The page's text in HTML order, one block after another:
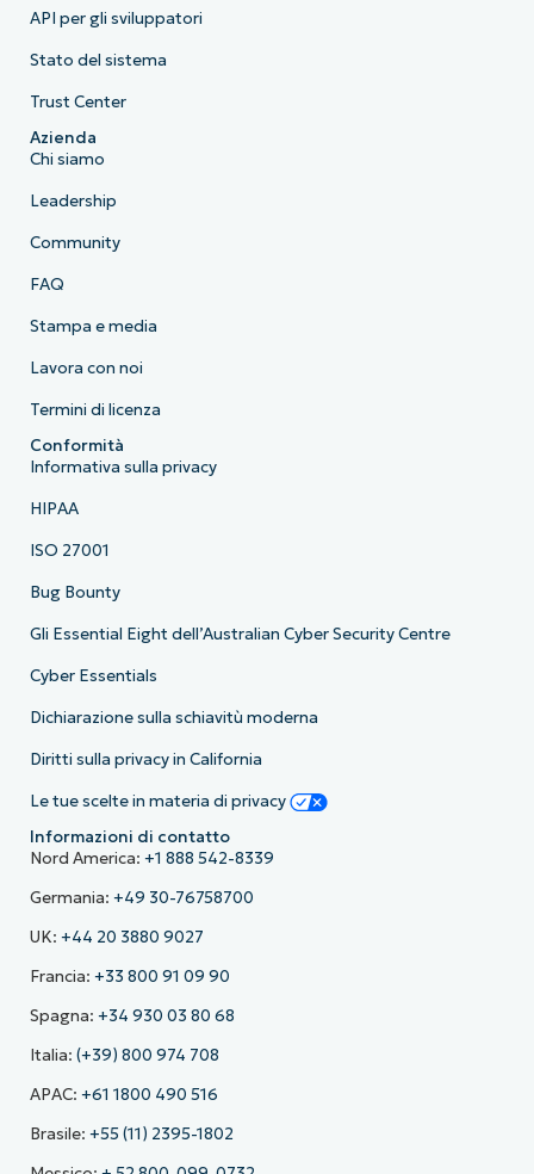
API per gli sviluppatori
Stato del sistema
Trust Center
Azienda
Chi siamo
Leadership
Community
FAQ
Stampa e media
Lavora con noi
Termini di licenza
Conformità
Informativa sulla privacy
HIPAA
ISO 27001
Bug Bounty
Gli Essential Eight dell’Australian Cyber Security Centre
Cyber Essentials
Dichiarazione sulla schiavitù moderna
Diritti sulla privacy in California
Le tue scelte in materia di privacy
Informazioni di contatto
Nord America: +1 888 542-8339
Germania: +49 30-76758700
UK: +44 20 3880 9027
Francia: +33 800 91 09 90
Spagna: +34 930 03 80 68
Italia: (+39) 800 974 708
APAC: +61 1800 490 516
Brasile: +55 (11) 2395-1802